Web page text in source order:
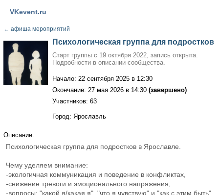
VKevent.ru
← афиша мероприятий
Психологическая группа для подростков
Старт группы с 19 октября 2022, запись открыта.
Подробности в описании сообщества.
Начало: 22 сентября 2025 в 12:30
Окончание: 27 мая 2026 в 14:30 (завершено)
Участников: 63
Город: Ярославль
Описание:
Психологическая группа для подростков в Ярославле.
Чему уделяем внимание:
-экологичная коммуникация и поведение в конфликтах,
-снижение тревоги и эмоционального напряжения,
-вопросы: "какой я/какая я", "что я чувствую" и "как с этим быть",